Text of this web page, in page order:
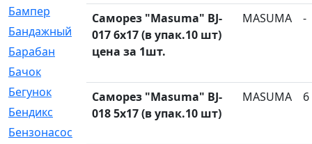
Бампер
Бандажный
[6]
Барабан
[5]
Бачок
Бегунок
[21]
Бендикс
[26]
Бензонасос
Саморез "Masuma" BJ-
017 6x17 (в упак.10 шт)
цена за 1шт.
MASUMA -
Саморез "Masuma" BJ-
018 5x17 (в упак.10 шт)
MASUMA 6